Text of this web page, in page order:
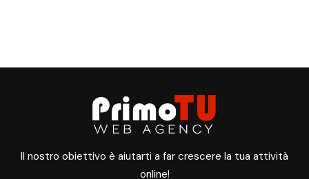
Il nostro obiettivo è aiutarti a far crescere la tua attività
online!